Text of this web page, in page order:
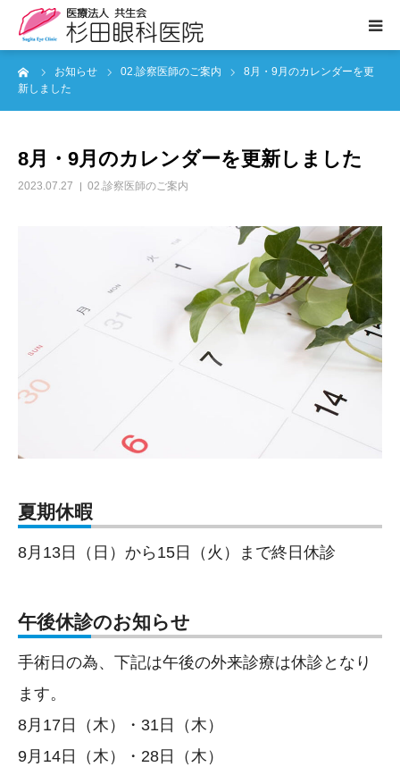
お知らせ 02.診察医師のご案内
8月・9月のカレンダーを更
新しました
8月・9月のカレンダーを更新しました
2023.07.27 02.診察医師のご案内
夏期休暇
8月13日（日）から15日（火）まで終日休診
午後休診のお知らせ
手術日の為、下記は午後の外来診療は休診となり
ます。
8月17日（木）・31日（木）
9月14日（木）・28日（木）
医院案内
ぶどう膜炎専門外来
よくあるご質問